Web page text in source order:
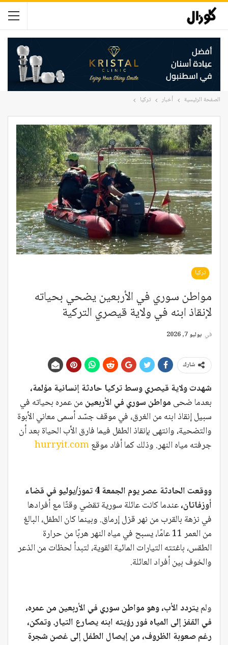
الصفحة الرئيسية أخبار تركيا
تركيا
مواطن سوري في الأربعين يضحي بحياته
لإنقاذ ابنه في ولاية قيصري التركية
في يوليو 7, 2026
شارك
شهدت ولاية قيصري وسط تركيا حادثة إنسانية مؤلمة،
بعدما ضحى مواطن سوري في الأربعين من عمره بحياته في
سبيل إنقاذ ابنه من الغرق، في موقف جسّد أسمى معاني الأبوة
والتضحية، وانتهى بإنقاذ الطفل فيما فارق الأب الحياة بعد أن
جرفته مياه النهر. وذلك كما أفاد موقعhurryit.com
ووقعت الحادثة عصر يوم الجمعة 4 تموز/يوليو في قضاء
أوزفاتان،عندما كانت عائلة سورية تقضي وقتًا مع أفرادها
في نزهة بالقرب من نهر قزل إرماق. وبينما كان الطفل، البالغ
من العمر 11 عامًا، يسبح في مياه النهر هربًا من حرارة
الطقس، باغتته التيارات المائية القوية، لتبدأ لحظات من الذعر
والخوف بين أفراد العائلة.
ولميتردد الأب، وهو مواطن سوري في الأربعين من عمره،
في القفز إلى المياه فور رؤيته ابنه يصارع التيار. وتمكن،
رغم صعوبة الظروف، من إيصال الطفل إلى غصن شجرة